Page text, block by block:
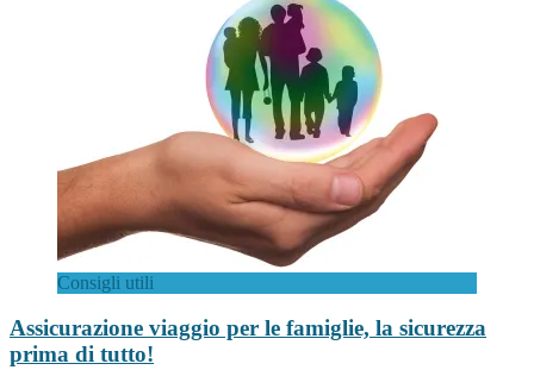
Consigli utili
Assicurazione viaggio per le famiglie, la sicurezza
prima di tutto!